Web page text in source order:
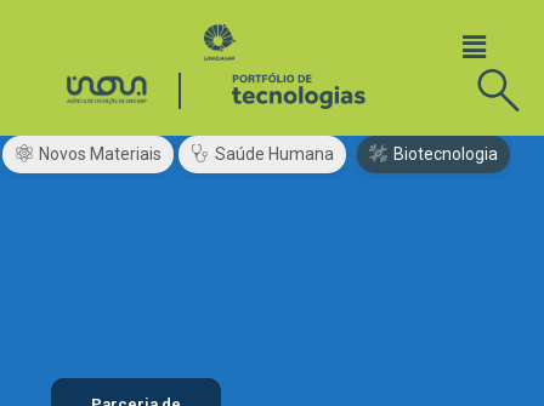
Novos Materiais Saúde Humana Biotecnologia